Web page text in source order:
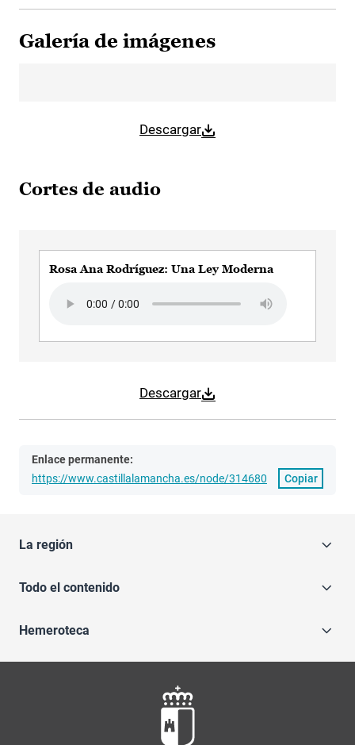
Galería de imágenes
Descargar
Cortes de audio
Descargar
Rosa Ana Rodríguez: Una Ley Moderna
Enlace permanente:
https://www.castillalamancha.es/node/314680
Copiar
La región
Todo el contenido
Hemeroteca